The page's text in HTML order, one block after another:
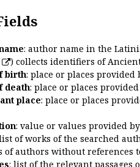
: author name in the
) collects identifiers of
birth: place or places
death: place or places
place: place or places
: value or values provided
of works of the searched
of authors without references
: list of the relevant passages